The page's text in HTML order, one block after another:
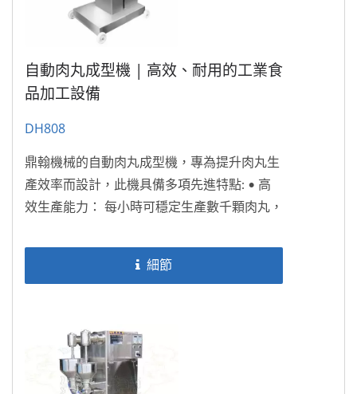
自動肉丸成型機 | 高效、耐用的工業食
品加工設備
DH808
鼎翰機械的自動肉丸成型機，專為提升肉丸生
產效率而設計，此機具備多項先進特點: • 高
效生產能力： 每小時可穩定生產數千顆肉丸，
細節